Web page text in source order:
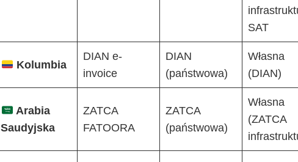
SAT
Kolumbia
DIAN e-
invoice
DIAN
(państwowa)
Własna
(DIAN)
Arabia
Saudyjska
ZATCA
FATOORA
ZATCA
(państwowa)
Własna
(ZATCA